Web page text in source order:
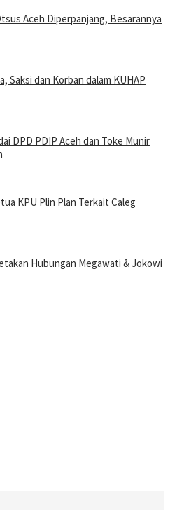
Aceh Diperpanjang, Besarannya
Saksi dan Korban dalam KUHAP
DPD PDIP Aceh dan Toke Munir
KPU Plin Plan Terkait Caleg
Hubungan Megawati & Jokowi